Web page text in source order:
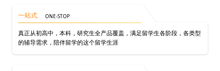
一站式 ONE-STOP
真正从初高中，本科，研究生全产品覆盖，满足留学生各阶段，各类型
的辅导需求，陪伴留学的这个留学生涯